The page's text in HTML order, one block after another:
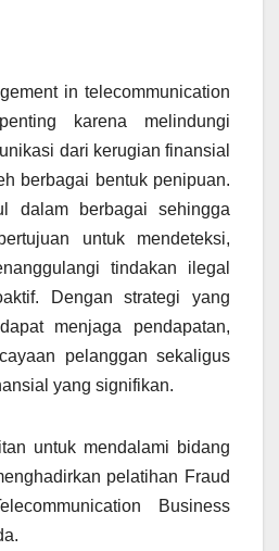
in telecommunication
karena melindungi
dari kerugian finansial
berbagai bentuk penipuan.
dalam berbagai sehingga
untuk mendeteksi,
tindakan ilegal
Dengan strategi yang
menjaga pendapatan,
pelanggan sekaligus
yang signifikan.
untuk mendalami bidang
pelatihan Fraud
Business